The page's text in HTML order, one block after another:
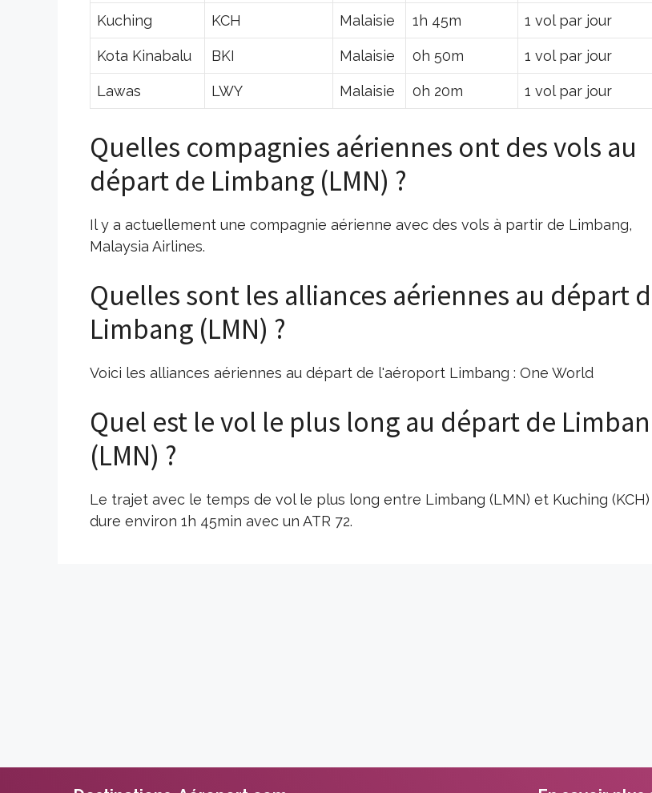
Kuching KCH Malaisie 1h 45m 1 vol par jour
Kota Kinabalu BKI Malaisie 0h 50m 1 vol par jour
Lawas LWY Malaisie 0h 20m 1 vol par jour
Quelles compagnies aériennes ont des vols au
départ de Limbang (LMN) ?
Il y a actuellement une compagnie aérienne avec des vols à partir de Limbang,
Malaysia Airlines.
Quelles sont les alliances aériennes au départ
Limbang (LMN) ?
Voici les alliances aériennes au départ de l'aéroport Limbang : One World
Quel est le vol le plus long au départ de
(LMN) ?
Le trajet avec le temps de vol le plus long entre Limbang (LMN) et Kuching (KCH)
dure environ 1h 45min avec un ATR 72.